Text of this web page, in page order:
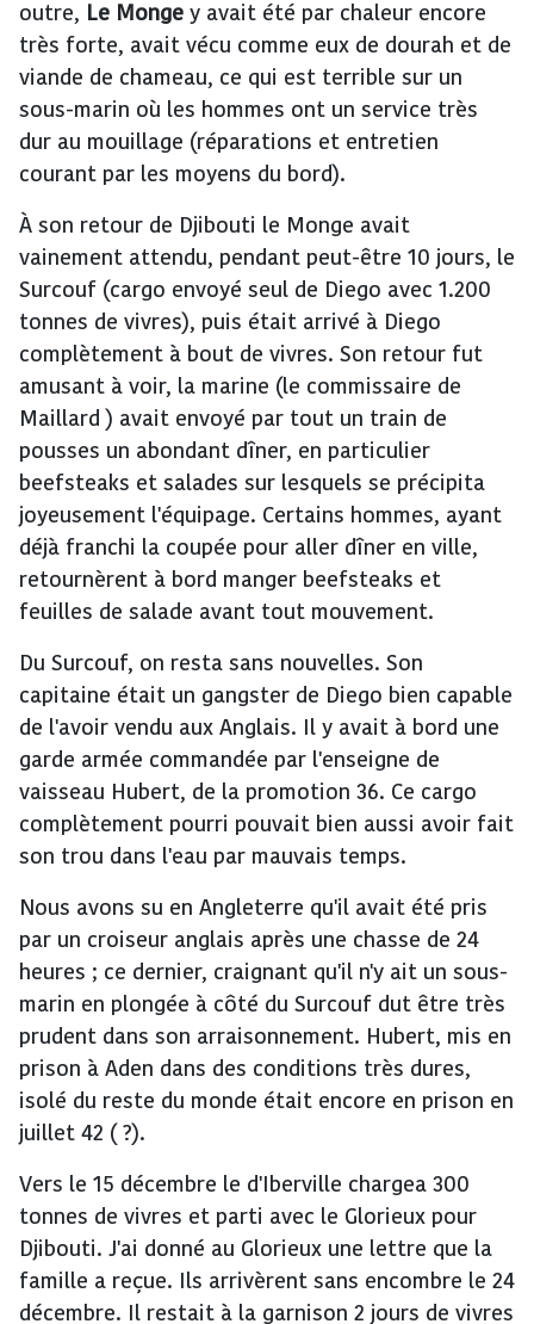
outre, Le Mongey avait été par chaleur encore
très forte, avait vécu comme eux de dourah et de
viande de chameau, ce qui est terrible sur un
sous-marin où les hommes ont un service très
dur au mouillage (réparations et entretien
courant par les moyens du bord).
À son retour de Djibouti le Monge avait
vainement attendu, pendant peut-être 10 jours, le
Surcouf (cargo envoyé seul de Diego avec 1.200
tonnes de vivres), puis était arrivé à Diego
complètement à bout de vivres. Son retour fut
amusant à voir, la marine (le commissaire de
Maillard ) avait envoyé par tout un train de
pousses un abondant dîner, en particulier
beefsteaks et salades sur lesquels se précipita
joyeusement l'équipage. Certains hommes, ayant
déjà franchi la coupée pour aller dîner en ville,
retournèrent à bord manger beefsteaks et
feuilles de salade avant tout mouvement.
Du Surcouf, on resta sans nouvelles. Son
capitaine était un gangster de Diego bien capable
de l'avoir vendu aux Anglais. Il y avait à bord une
garde armée commandée par l'enseigne de
vaisseau Hubert, de la promotion 36. Ce cargo
complètement pourri pouvait bien aussi avoir fait
son trou dans l'eau par mauvais temps.
Nous avons su en Angleterre qu'il avait été pris
par un croiseur anglais après une chasse de 24
heures ; ce dernier, craignant qu'il n'y ait un sous-
marin en plongée à côté du Surcouf dut être très
prudent dans son arraisonnement. Hubert, mis en
prison à Aden dans des conditions très dures,
isolé du reste du monde était encore en prison en
juillet 42 ( ?).
Vers le 15 décembre le d'Iberville chargea 300
tonnes de vivres et parti avec le Glorieux pour
Djibouti. J'ai donné au Glorieux une lettre que la
famille a reçue. Ils arrivèrent sans encombre le 24
décembre. Il restait à la garnison 2 jours de vivres